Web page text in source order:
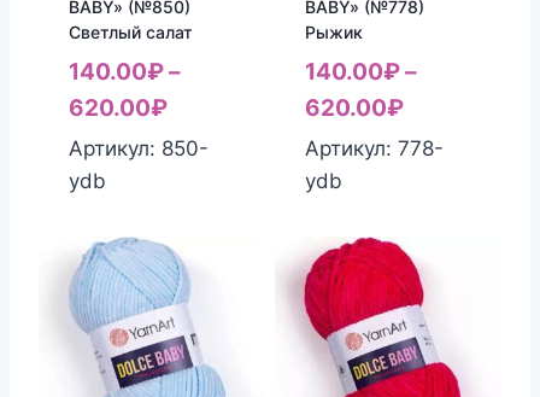
BABY» (№850)
Светлый салат
140.00₽–
620.00₽
Артикул: 850-
ydb
BABY» (№778)
Рыжик
140.00₽–
620.00₽
Артикул: 778-
ydb